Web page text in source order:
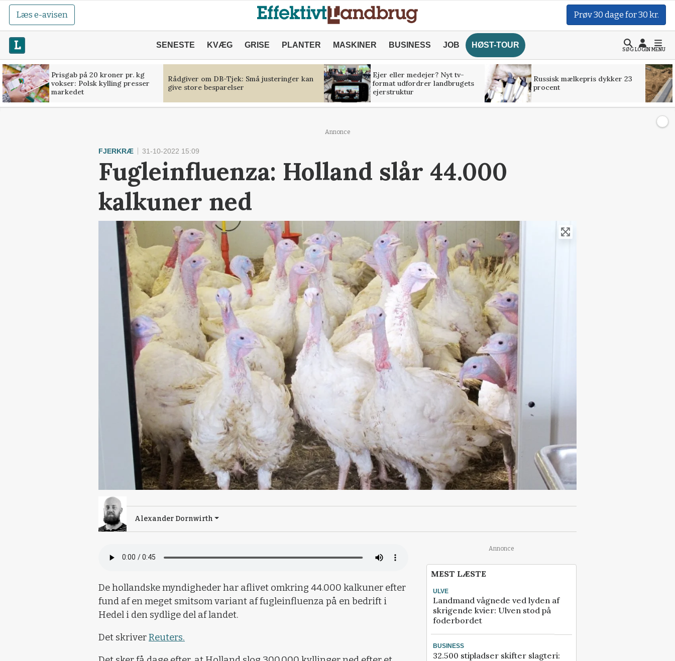
Læs e-avisen Prøv 30 dage for 30 kr.
SENESTE KVÆG GRISE PLANTER MASKINER BUSINESS JOB HØST-TOUR
SØGLOGINMENU
Prisgab på 20 kroner pr. kg
vokser: Polsk kylling presser
markedet
Rådgiver om DB-Tjek: Små justeringer kan
give store besparelser
Ejer eller medejer? Nyt tv-
format udfordrer landbrugets
ejerstruktur
Russisk mælkepris dykker 23
procent
Annonce
FJERKRÆ 31-10-2022 15:09
Fugleinfluenza: Holland slår 44.000
kalkuner ned
Alexander Dornwirth
De hollandske myndigheder har aflivet omkring 44.000 kalkuner efter
fund af en meget smitsom variant af fugleinfluenza på en bedrift i
Hedel i den sydlige del af landet.
Det skriverReuters.
Annonce
MEST LÆSTE
ULVE
Landmand vågnede ved lyden af
skrigende kvier: Ulven stod på
foderbordet
BUSINESS
32.500 stipladser skifter slagteri: